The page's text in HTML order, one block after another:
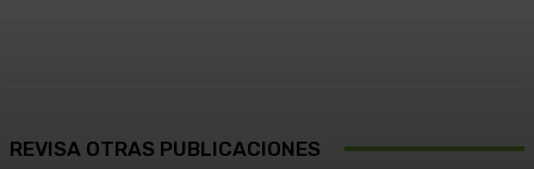
REVISA OTRAS PUBLICACIONES